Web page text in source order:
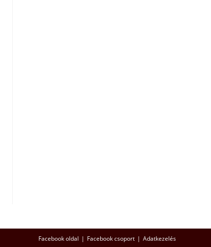
Facebook oldal Facebook csoport Adatkezelés